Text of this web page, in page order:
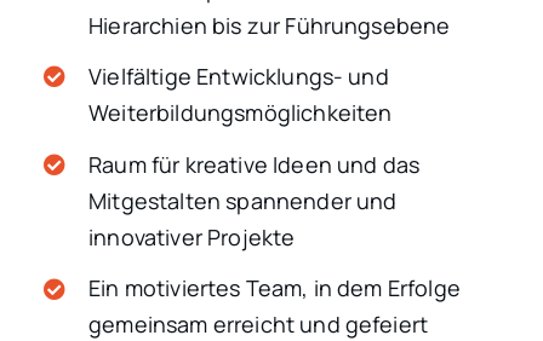
Hierarchien bis zur Führungsebene
Vielfältige Entwicklungs- und
Weiterbildungsmöglichkeiten
Raum für kreative Ideen und das
Mitgestalten spannender und
innovativer Projekte
Ein motiviertes Team, in dem Erfolge
gemeinsam erreicht und gefeiert